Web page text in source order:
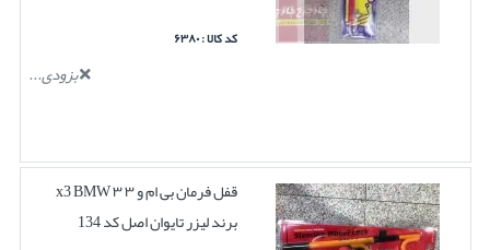
کد کالا : ۶۳۸۰
بزودی...
قفل فرمان بی ام و ۳ ۳ x3 BMW
برند لیزر تایوان اصل کد 134